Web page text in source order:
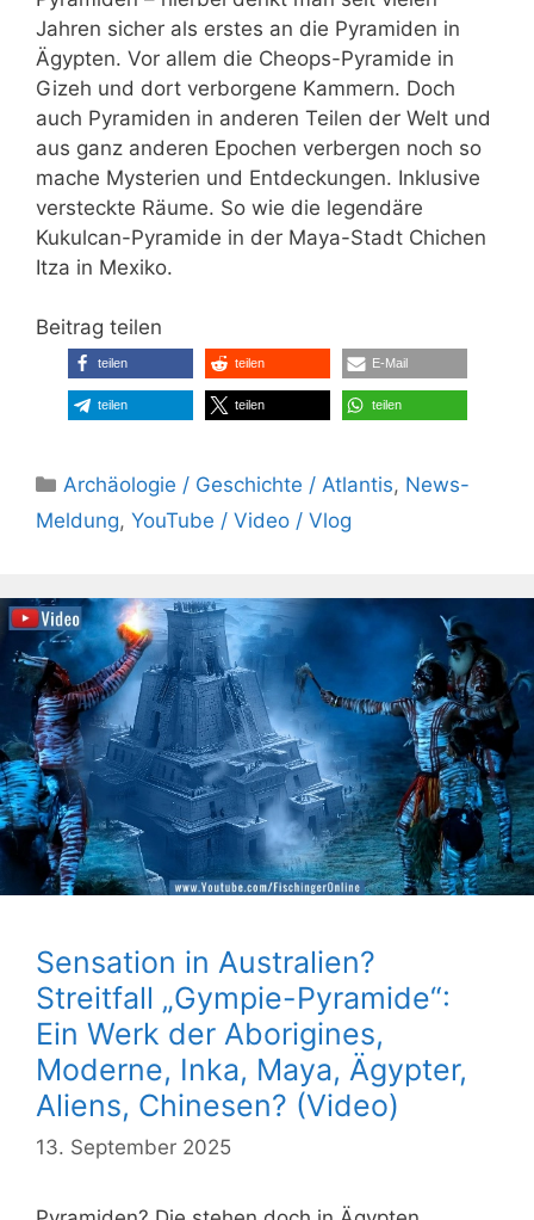
Jahren sicher als erstes an die Pyramiden in
Ägypten. Vor allem die Cheops-Pyramide in
Gizeh und dort verborgene Kammern. Doch
auch Pyramiden in anderen Teilen der Welt und
aus ganz anderen Epochen verbergen noch so
mache Mysterien und Entdeckungen. Inklusive
versteckte Räume. So wie die legendäre
Kukulcan-Pyramide in der Maya-Stadt Chichen
Itza in Mexiko.
Beitrag teilen
teilen teilen E-Mail
teilen teilen teilen
Kategorien
Archäologie / Geschichte / Atlantis, News-
Meldung, YouTube / Video / Vlog
Sensation in Australien?
Streitfall „Gympie-Pyramide“:
Ein Werk der Aborigines,
Moderne, Inka, Maya, Ägypter,
Aliens, Chinesen? (Video)
13. September 2025